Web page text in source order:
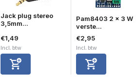
Jack plug stereo
3,5mm...
€1,49
Incl. btw
Pam8403 2 x 3 W
verste...
€2,95
Incl. btw